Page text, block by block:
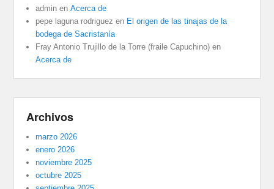
admin enAcerca de
pepe laguna rodriguez en El origen de las tinajas de la
bodega de Sacristanía
Fray Antonio Trujillo de la Torre (fraile Capuchino) en
Acerca de
Archivos
marzo 2026
enero 2026
noviembre 2025
octubre 2025